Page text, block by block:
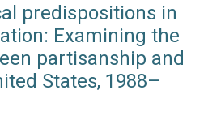
predispositions in
Examining the
partisanship and
States, 1988–